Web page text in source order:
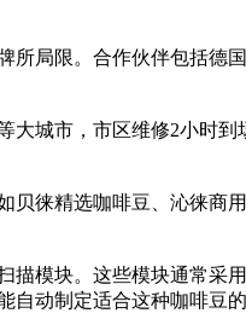
所局限。合作伙伴包括德
大城市，市区维修2小时
徕精选咖啡豆、沁徕商
描模块。这些模块通常
自动制定适合这种咖啡